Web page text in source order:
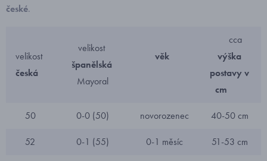
české.
velikost
česká
velikost
španělská
Mayoral
věk
cca
výška
postavy v
cm
50 0-0 (50) novorozenec 40-50 cm
52 0-1 (55) 0-1 měsíc 51-53 cm